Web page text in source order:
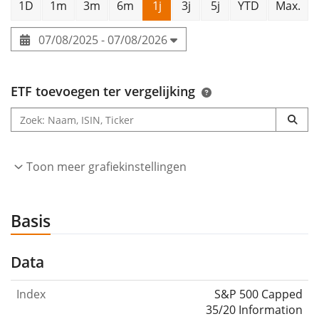
1D 1m 3m 6m 1j 3j 5j YTD Max.
07/08/2025 - 07/08/2026
ETF toevoegen ter vergelijking
Toon meer grafiekinstellingen
Basis
Data
Index
S&P 500 Capped
35/20 Information